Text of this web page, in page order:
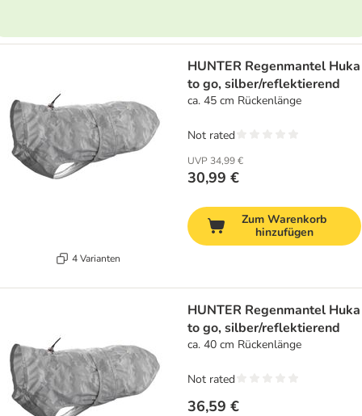
4 Varianten
HUNTER Regenmantel Huka
to go, silber/reflektierend
ca. 45 cm Rückenlänge
UVP 34,99 €
30,99 €
Not rated
Zum Warenkorb
hinzufügen
HUNTER Regenmantel Huka
to go, silber/reflektierend
ca. 40 cm Rückenlänge
36,59 €
Not rated